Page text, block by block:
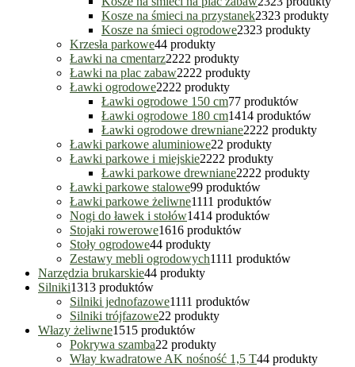
Kosze na śmieci na przystanek2323 produkty
Kosze na śmieci ogrodowe2323 produkty
Krzesła parkowe44 produkty
Ławki na cmentarz2222 produkty
Ławki na plac zabaw2222 produkty
Ławki ogrodowe2222 produkty
Ławki ogrodowe 150 cm77 produktów
Ławki ogrodowe 180 cm1414 produktów
Ławki ogrodowe drewniane2222 produkty
Ławki parkowe aluminiowe22 produkty
Ławki parkowe i miejskie2222 produkty
Ławki parkowe drewniane2222 produkty
Ławki parkowe stalowe99 produktów
Ławki parkowe żeliwne1111 produktów
Nogi do ławek i stołów1414 produktów
Stojaki rowerowe1616 produktów
Stoły ogrodowe44 produkty
Zestawy mebli ogrodowych1111 produktów
Narzędzia brukarskie44 produkty
Silniki1313 produktów
Silniki jednofazowe1111 produktów
Silniki trójfazowe22 produkty
Włazy żeliwne1515 produktów
Pokrywa szamba22 produkty
Włay kwadratowe AK nośność 1,5 T44 produkty